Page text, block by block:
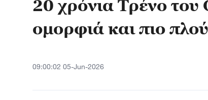
20 χρόνια Τρένο
ομορφιά και πιο
09:00:02 05-Jun-2026